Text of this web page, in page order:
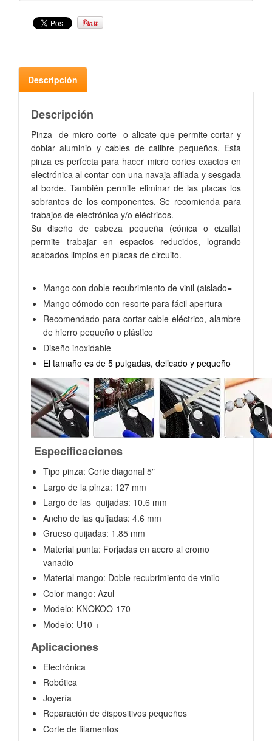
Descripción
Descripción
Pinza de micro corte o alicate que permite cortar y
doblar aluminio y cables de calibre pequeños. Esta
pinza es perfecta para hacer micro cortes exactos en
electrónica al contar con una navaja afilada y sesgada
al borde. También permite eliminar de las placas los
sobrantes de los componentes. Se recomienda para
trabajos de electrónica y/o eléctricos.
Su diseño de cabeza pequeña (cónica o cizalla)
permite trabajar en espacios reducidos, logrando
acabados limpios en placas de circuito.
Mango con doble recubrimiento de vinil (aislado=
Mango cómodo con resorte para fácil apertura
Recomendado para cortar cable eléctrico, alambre
de hierro pequeño o plástico
Diseño inoxidable
El tamaño es de 5 pulgadas, delicado y pequeño
Especificaciones
Tipo pinza: Corte diagonal 5"
Largo de la pinza: 127 mm
Largo de las quijadas: 10.6 mm
Ancho de las quijadas: 4.6 mm
Grueso quijadas: 1.85 mm
Material punta: Forjadas en acero al cromo
vanadio
Material mango: Doble recubrimiento de vinilo
Color mango: Azul
Modelo: KNOKOO-170
Modelo: U10 +
Aplicaciones
Electrónica
Robótica
Joyería
Reparación de dispositivos pequeños
Corte de filamentos